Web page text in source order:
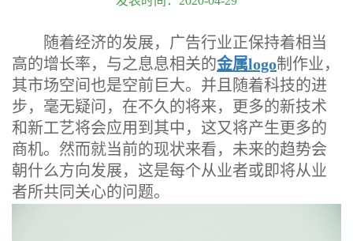
随着经济的发展，广告行业正保持着相当
高的增长率，与之息息相关的金属logo制作业，
其市场空间也是空前巨大。并且随着科技的进
步，毫无疑问，在不久的将来，更多的新技术
和新工艺将会应用到其中，这又将产生更多的
商机。然而就当前的现状来看，未来的趋势会
朝什么方向发展，这是每个从业者或即将从业
者所共同关心的问题。